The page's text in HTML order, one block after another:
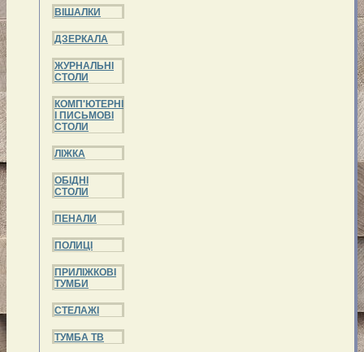
ВІШАЛКИ
ДЗЕРКАЛА
ЖУРНАЛЬНІ
СТОЛИ
КОМП'ЮТЕРНІ
І ПИСЬМОВІ
СТОЛИ
ЛІЖКА
ОБІДНІ
СТОЛИ
ПЕНАЛИ
ПОЛИЦІ
ПРИЛІЖКОВІ
ТУМБИ
СТЕЛАЖІ
ТУМБА ТВ